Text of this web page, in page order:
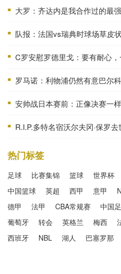
■ 大罗：齐达内是我合作过的最强球员，
■ 队报：法国vs瑞典时球场草皮状况会好转
■ C罗安慰罗德里戈：要有耐心，一切
■ 罗马诺：利物浦仍然有意巴尔科拉，他在
■ 安帅战日本赛前：正像决赛一样备战这
■ R.I.P.多特名宿沃尔夫冈·保罗去世，
热门标签
足球 比赛集锦 篮球 世界杯
中国篮球
英超 西甲 意甲
德甲
法甲 CBA常规赛 中国
葡萄牙
转会 英格兰 梅西
西班牙
NBL 湖人 巴塞罗那